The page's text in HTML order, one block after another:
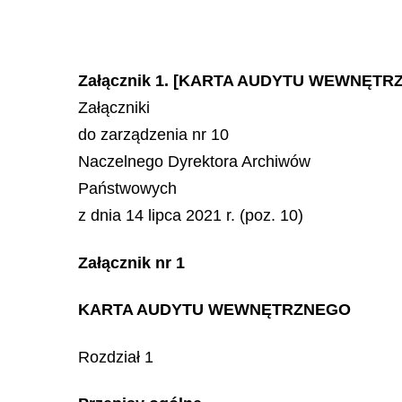
Załącznik 1. [KARTA AUDYTU
Załączniki
do zarządzenia nr 10
Naczelnego Dyrektora Archiwów
Państwowych
z dnia 14 lipca 2021 r. (poz. 10)
Załącznik nr 1
KARTA AUDYTU WEWNĘTRZNEGO
Rozdział 1